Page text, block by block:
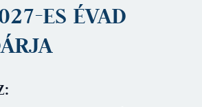
ES ÉVAD